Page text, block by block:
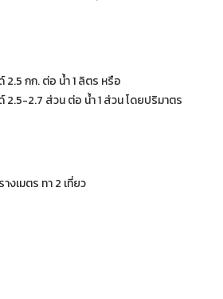
2.5 กก. ต่อ น้ำ 1 ลิตร หรือ
2.5-2.7 ส่วน ต่อ น้ำ 1 ส่วน โดยปริมาตร
งเมตร ทา 2 เที่ยว